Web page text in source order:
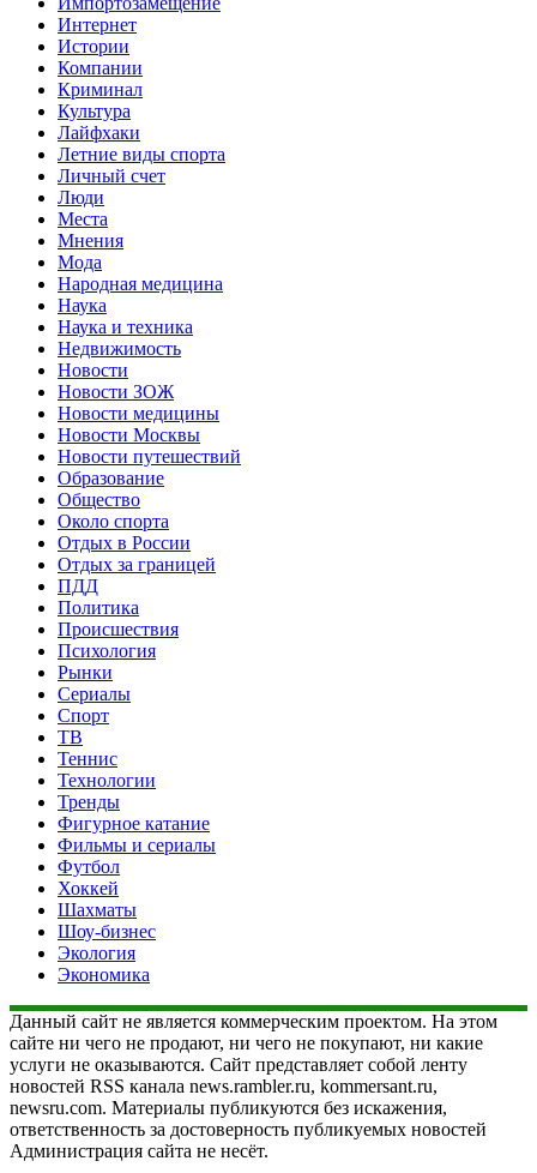
Интернет
Истории
Компании
Криминал
Культура
Лайфхаки
Летние виды спорта
Личный счет
Люди
Места
Мнения
Мода
Народная медицина
Наука
Наука и техника
Недвижимость
Новости
Новости ЗОЖ
Новости медицины
Новости Москвы
Новости путешествий
Образование
Общество
Около спорта
Отдых в России
Отдых за границей
ПДД
Политика
Происшествия
Психология
Рынки
Сериалы
Спорт
ТВ
Теннис
Технологии
Тренды
Фигурное катание
Фильмы и сериалы
Футбол
Хоккей
Шахматы
Шоу-бизнес
Экология
Экономика
Данный сайт не является коммерческим проектом. На этом
сайте ни чего не продают, ни чего не покупают, ни какие
услуги не оказываются. Сайт представляет собой ленту
новостей RSS канала news.rambler.ru, kommersant.ru,
newsru.com. Материалы публикуются без искажения,
ответственность за достоверность публикуемых новостей
Администрация сайта не несёт.